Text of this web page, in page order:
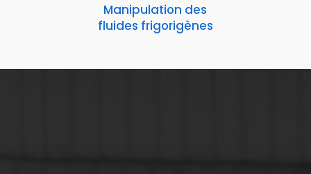
Manipulation des
fluides frigorigènes